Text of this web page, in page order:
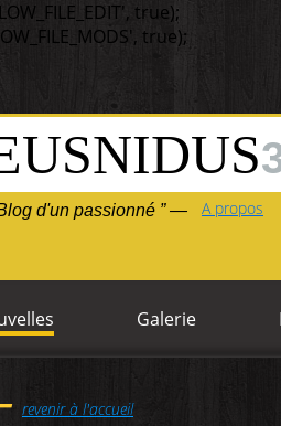
true);
true);
d'un passionné ” — A propos
Galerie
revenir à l'accueil